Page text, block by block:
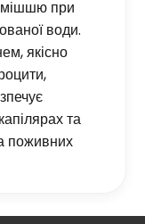
при
води.
якісно
та
поживних